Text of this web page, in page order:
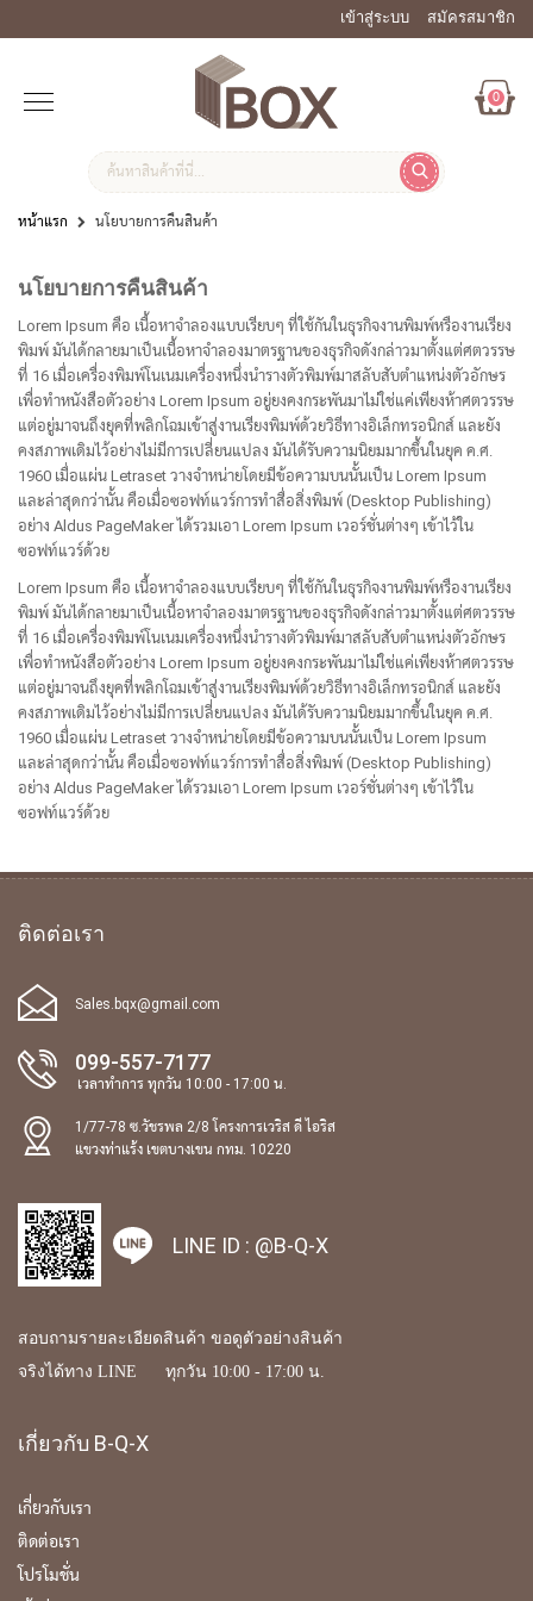
เข้าสู่ระบบ สมัครสมาชิก
0
หน้าแรก นโยบายการคืนสินค้า
นโยบายการคืนสินค้า
Lorem Ipsum คือ เนื้อหาจำลองแบบเรียบๆ ที่ใช้กันในธุรกิจงานพิมพ์หรืองานเรียง
พิมพ์ มันได้กลายมาเป็นเนื้อหาจำลองมาตรฐานของธุรกิจดังกล่าวมาตั้งแต่ศตวรรษ
ที่ 16 เมื่อเครื่องพิมพ์โนเนมเครื่องหนึ่งนำรางตัวพิมพ์มาสลับสับตำแหน่งตัวอักษร
เพื่อทำหนังสือตัวอย่าง Lorem Ipsum อยู่ยงคงกระพันมาไม่ใช่แค่เพียงห้าศตวรรษ
แต่อยู่มาจนถึงยุคที่พลิกโฉมเข้าสู่งานเรียงพิมพ์ด้วยวิธีทางอิเล็กทรอนิกส์ และยัง
คงสภาพเดิมไว้อย่างไม่มีการเปลี่ยนแปลง มันได้รับความนิยมมากขึ้นในยุค ค.ศ.
1960 เมื่อแผ่น Letraset วางจำหน่ายโดยมีข้อความบนนั้นเป็น Lorem Ipsum
และล่าสุดกว่านั้น คือเมื่อซอฟท์แวร์การทำสื่อสิ่งพิมพ์ (Desktop Publishing)
อย่าง Aldus PageMaker ได้รวมเอา Lorem Ipsum เวอร์ชั่นต่างๆ เข้าไว้ใน
ซอฟท์แวร์ด้วย
Lorem Ipsum คือ เนื้อหาจำลองแบบเรียบๆ ที่ใช้กันในธุรกิจงานพิมพ์หรืองานเรียง
พิมพ์ มันได้กลายมาเป็นเนื้อหาจำลองมาตรฐานของธุรกิจดังกล่าวมาตั้งแต่ศตวรรษ
ที่ 16 เมื่อเครื่องพิมพ์โนเนมเครื่องหนึ่งนำรางตัวพิมพ์มาสลับสับตำแหน่งตัวอักษร
เพื่อทำหนังสือตัวอย่าง Lorem Ipsum อยู่ยงคงกระพันมาไม่ใช่แค่เพียงห้าศตวรรษ
แต่อยู่มาจนถึงยุคที่พลิกโฉมเข้าสู่งานเรียงพิมพ์ด้วยวิธีทางอิเล็กทรอนิกส์ และยัง
คงสภาพเดิมไว้อย่างไม่มีการเปลี่ยนแปลง มันได้รับความนิยมมากขึ้นในยุค ค.ศ.
1960 เมื่อแผ่น Letraset วางจำหน่ายโดยมีข้อความบนนั้นเป็น Lorem Ipsum
และล่าสุดกว่านั้น คือเมื่อซอฟท์แวร์การทำสื่อสิ่งพิมพ์ (Desktop Publishing)
อย่าง Aldus PageMaker ได้รวมเอา Lorem Ipsum เวอร์ชั่นต่างๆ เข้าไว้ใน
ซอฟท์แวร์ด้วย
ติดต่อเรา
Sales.bqx@gmail.com
099-557-7177
เวลาทำการ ทุกวัน 10:00 - 17:00 น.
1/77-78 ซ.วัชรพล 2/8 โครงการเวริส ดี ไอริส
แขวงท่าแร้ง เขตบางเขน กทม. 10220
LINE ID : @B-Q-X
สอบถามรายละเอียดสินค้า ขอดูตัวอย่างสินค้า
จริงได้ทาง LINE ทุกวัน 10:00 - 17:00 น.
เกี่ยวกับ B-Q-X
เกี่ยวกับเรา
ติดต่อเรา
โปรโมชั่น